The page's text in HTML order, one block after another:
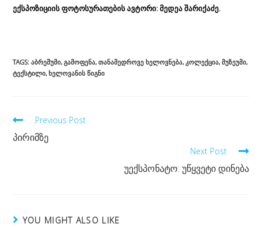
ექსპოზიციის ფოტოსურათების ავტორი: მედეა შარიქაძე.
TAGS:ᲐᲑᲠᲔᲨᲣᲛᲘ, ᲒᲐᲛᲝᲤᲔᲜᲐ, ᲗᲐᲜᲐᲛᲔᲓᲠᲝᲕᲔ ᲮᲔᲚᲝᲕᲜᲔᲑᲐ, ᲙᲝᲚᲔᲥᲪᲘᲐ, ᲛᲣᲖᲔᲣᲛᲘ,
ᲢᲔᲥᲡᲢᲘᲚᲘ, ᲮᲔᲚᲝᲕᲐᲜᲘᲡ ᲬᲘᲒᲜᲘ
Read
more
Previous Post
პირიმზე
Next Post
უექსპონატო: უწყვეტი დინება
YOU MIGHT ALSO LIKE